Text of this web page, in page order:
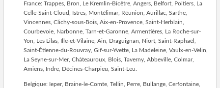
France: Trappes, Bron, Le Kremlin-Bicêtre, Angers, Belfort, Poitiers, La
Celle-Saint-Cloud, Istres, Montélimar, Réunion, Aurillac, Sarthe,
Vincennes, Clichy-sous-Bois, Aix-en-Provence, Saint-Herblain,
Courbevoie, Narbonne, Tarn-et-Garonne, Armentières, La Roche-sur-
Yon, Les Lilas, Ille-et-Vilaine, Ain, Draguignan, Niort, Saint-Raphaël,
Saint-Étienne-du-Rouvray, Gif-sur-Yvette, La Madeleine, Vaulx-en-Velin,
La Seyne-sur-Mer, Châteauroux, Blois, Taverny, Abbeville, Colmar,
Amiens, Indre, Décines-Charpieu, Saint-Leu.
Belgique: Ieper, Braine-le-Comte, Tellin, Perre, Bullange, Cerfontaine,